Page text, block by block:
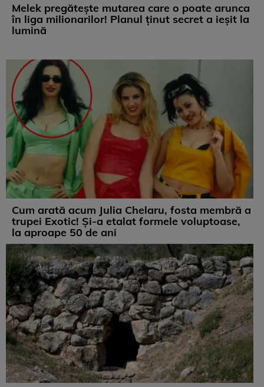
Melek pregătește mutarea care o poate arunca
în liga milionarilor! Planul ținut secret a ieșit la
lumină
Cum arată acum Julia Chelaru, fosta membră a
trupei Exotic! Și-a etalat formele voluptoase,
la aproape 50 de ani